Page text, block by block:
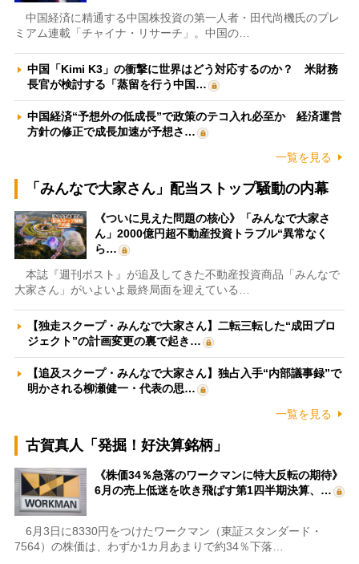
中国経済に精通する中国株投資の第一人者・田代尚機氏のプレ
ミアム連載「チャイナ・リサーチ」。中国の…
中国「Kimi K3」の衝撃に世界はどう対応するのか？ 米財務
長官が検討する「蒸留を行う中国…
中国経済“予想外の低成長”で政策のテコ入れ必至か 経済運営
方針の修正で成長加速が予想さ…
一覧を見る
「みんなで大家さん」配当ストップ騒動の内幕
《ついに見えた問題の核心》「みんなで大家さ
ん」2000億円超不動産投資トラブル“異常なく
ら…
本誌『週刊ポスト』が追及してきた不動産投資商品「みんなで
大家さん」がいよいよ最終局面を迎えている…
【独走スクープ・みんなで大家さん】二転三転した“成田プロ
ジェクト”の計画変更の裏で起き…
【追及スクープ・みんなで大家さん】独占入手“内部議事録”で
明かされる柳瀬健一・代表の思…
一覧を見る
古賀真人「発掘！好決算銘柄」
《株価34％急落のワークマンに特大反転の期待》
6月の売上低迷を吹き飛ばす第1四半期決算、…
6月3日に8330円をつけたワークマン（東証スタンダード・
7564）の株価は、わずか1カ月あまりで約34％下落…